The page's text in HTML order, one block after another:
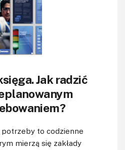
Jak radzić
potrzeby to codzienne
mierzą się zakłady